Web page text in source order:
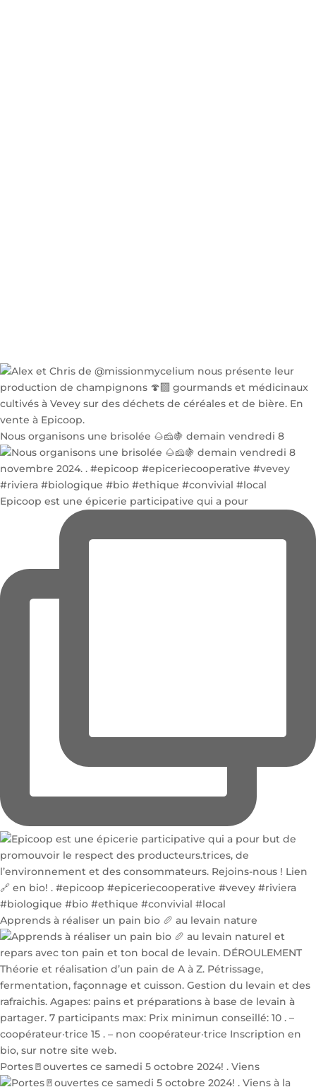
Nous organisons une brisolée 🌰🧀🍇 demain vendredi 8
Epicoop est une épicerie participative qui a pour
Apprends à réaliser un pain bio 🥖 au levain nature
Portes🚪ouvertes ce samedi 5 octobre 2024! . Viens